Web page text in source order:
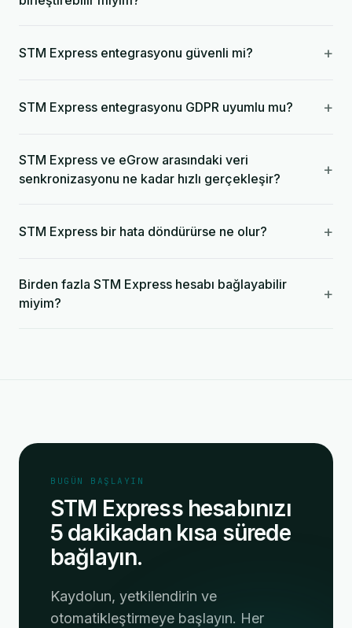
STM Express entegrasyonu güvenli mi? +
STM Express entegrasyonu GDPR uyumlu mu? +
STM Express ve eGrow arasındaki veri
senkronizasyonu ne kadar hızlı gerçekleşir?
+
STM Express bir hata döndürürse ne olur? +
Birden fazla STM Express hesabı bağlayabilir
miyim?
+
BUGÜN BAŞLAYIN
STM Express hesabınızı
5 dakikadan kısa sürede
bağlayın.
Kaydolun, yetkilendirin ve
otomatikleştirmeye başlayın. Her